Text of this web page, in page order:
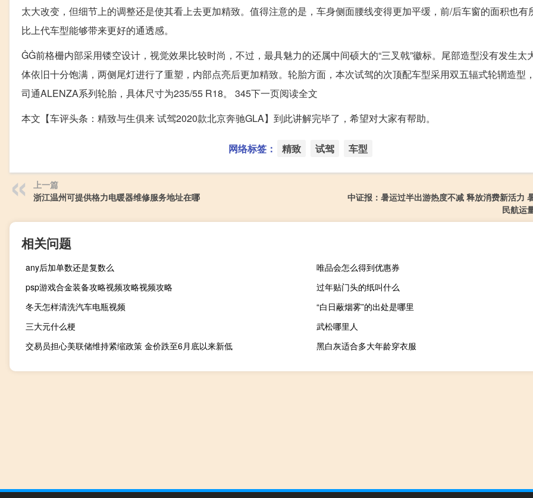
太大改变，但细节上的调整还是使其看上去更加精致。值得注意的是，车身侧面腰线变得更加平缓，前/后车窗的面积也有
比上代车型能够带来更好的通透感。
ĠĠ前格栅内部采用镂空设计，视觉效果比较时尚，不过，最具魅力的还属中间硕大的“三叉戟”徽标。尾部造型没有发生太
体依旧十分饱满，两侧尾灯进行了重塑，内部点亮后更加精致。轮胎方面，本次试驾的次顶配车型采用双五辐式轮辋造型
司通ALENZA系列轮胎，具体尺寸为235/55 R18。 345下一页阅读全文
本文【车评头条：精致与生俱来 试驾2020款北京奔驰GLA】到此讲解完毕了，希望对大家有帮助。
网络标签： 精致 试驾 车型
上一篇
浙江温州可提供格力电暖器维修服务地址在哪
中证报：暑运过半出游热度不减 释放消费新活力
民航运
相关问题
any后加单数还是复数么
唯品会怎么得到优惠券
psp游戏合金装备攻略视频攻略视频攻略
过年贴门头的纸叫什么
冬天怎样清洗汽车电瓶视频
“白日蔽烟雾”的出处是哪里
三大元什么梗
武松哪里人
交易员担心美联储维持紧缩政策 金价跌至6月底以来新低
黑白灰适合多大年龄穿衣服